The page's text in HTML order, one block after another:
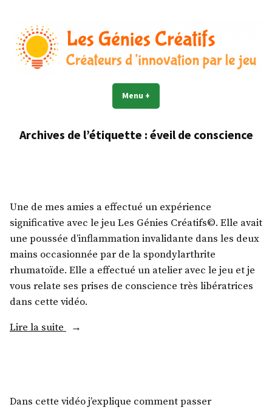
contenu
Les Génies Créatifs©
Créateur d'innovation par le jeu
Menu +
Archives de l’étiquette : éveil de conscience
Une de mes amies a effectué un expérience
significative avec le jeu Les Génies Créatifs©. Elle avait
une poussée d’inflammation invalidante dans les deux
mains occasionnée par de la spondylarthrite
rhumatoïde. Elle a effectué un atelier avec le jeu et je
vous relate ses prises de conscience très libératrices
dans cette vidéo.
Lire la suite
Dans cette vidéo j’explique comment passer